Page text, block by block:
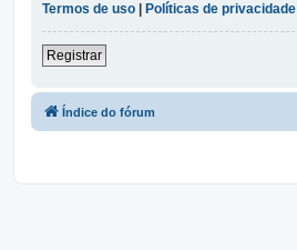
Termos de uso
Políticas de privacidade
Registrar
Índice do fórum